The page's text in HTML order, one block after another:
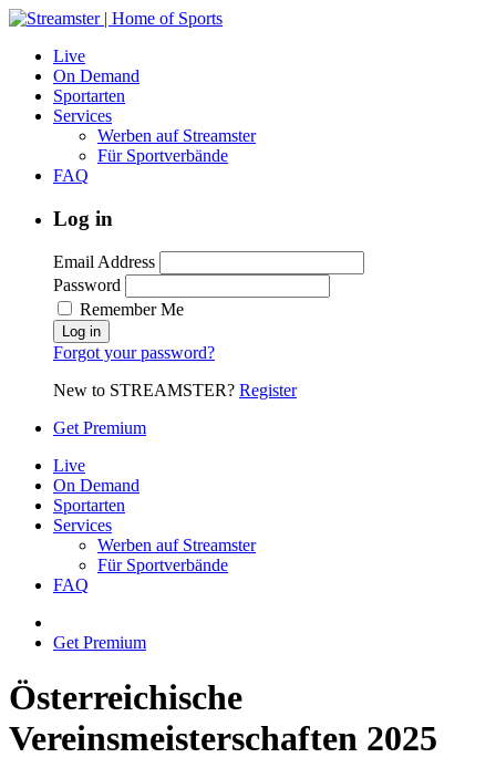
Live
On Demand
Sportarten
Services
Werben auf Streamster
Für Sportverbände
FAQ
Log in
Email Address
Password
Remember Me
Forgot your password?
New to STREAMSTER? Register
Get Premium
Live
On Demand
Sportarten
Services
Werben auf Streamster
Für Sportverbände
FAQ
Get Premium
Österreichische
Vereinsmeisterschaften 2025